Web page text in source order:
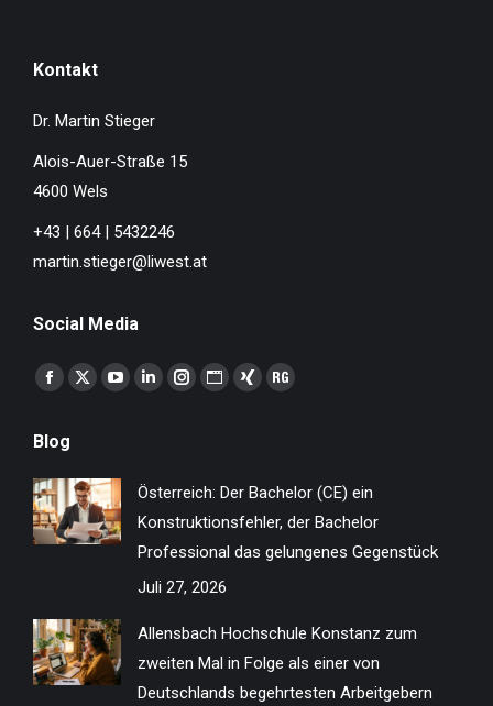
Kontakt
Dr. Martin Stieger
Alois-Auer-Straße 15
4600 Wels
+43 | 664 | 5432246
martin.stieger@liwest.at
Social Media
Finden Sie uns auf:
Facebook
opens
in
new
window
X
in
new
window
YouTube
in
new
window
Linkedin
new
window
Instagram
new
window
Website
new
window
XING
new
window
ResearchGate
new
window
Blog
Österreich: Der Bachelor (CE) ein
Konstruktionsfehler, der Bachelor
Professional das gelungenes Gegenstück
Juli 27, 2026
Allensbach Hochschule Konstanz zum
zweiten Mal in Folge als einer von
Deutschlands begehrtesten Arbeitgebern